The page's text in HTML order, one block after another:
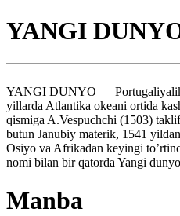
YANGI
YANGI DUNYO —
yillarda Atlantika okeani ortida
qismiga A.Vespuchchi (1503)
butun Janubiy materik, 1541
Osiyo va Afrikadan keyingi
nomi bilan bir qatorda Yangi
Manba